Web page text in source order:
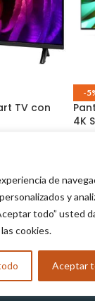
de
y
todo” usted
cookies.
Aceptar
TV con
-
4K